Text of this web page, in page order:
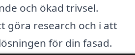
och ökad trivsel.
göra research och i att
för din fasad.